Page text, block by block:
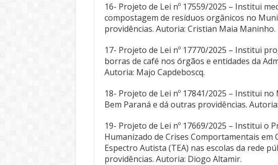
16- Projeto de Lei nº 17559/2025 – Institui
compostagem de resíduos orgânicos no
providências. Autoria: Cristian Maia Maninho.
17- Projeto de Lei nº 17770/2025 – Institui
borras de café nos órgãos e entidades da
Autoria: Majo Capdeboscq.
18- Projeto de Lei nº 17841/2025 – Institui
Bem Paraná e dá outras providências.
19- Projeto de Lei nº 17669/2025 – Institui o
Humanizado de Crises Comportamentais em
Espectro Autista (TEA) nas escolas da rede
providências. Autoria: Diogo Altamir.